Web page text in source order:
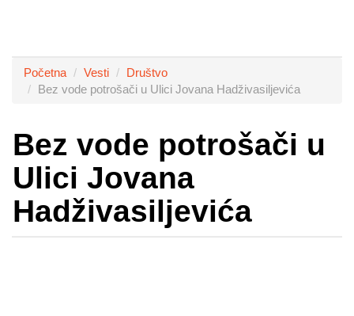
Početna Vesti
Društvo
Bez vode potrošači u Ulici Jovana Hadživasiljevića
Bez vode potrošači u
Ulici Jovana
Hadživasiljevića